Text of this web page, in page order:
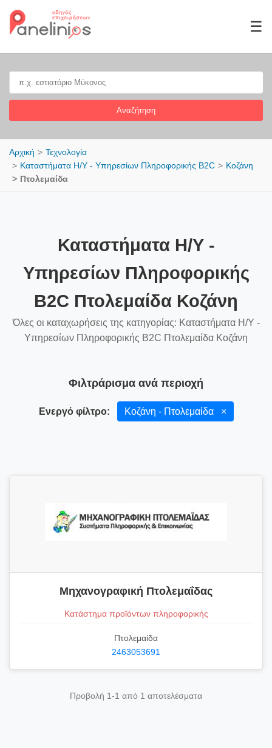
☰
Αναζήτηση
Αρχική
Τεχνολογία
Καταστήματα Η/Υ - Υπηρεσίων Πληροφορικής B2C
Κοζάνη
Πτολεμαίδα
Καταστήματα Η/Υ -
Υπηρεσίων Πληροφορικής
B2C Πτολεμαίδα Κοζάνη
Όλες οι καταχωρήσεις της κατηγορίας: Καταστήματα Η/Υ -
Υπηρεσίων Πληροφορικής B2C Πτολεμαίδα Κοζάνη
Φιλτράρισμα ανά περιοχή
Ενεργό φίλτρο: Κοζάνη - Πτολεμαίδα ×
Μηχανογραφική Πτολεμαΐδας
Κατάστημα προϊόντων πληροφορικής
Πτολεμαίδα
2463053691
Προβολή 1-1 από 1 αποτελέσματα